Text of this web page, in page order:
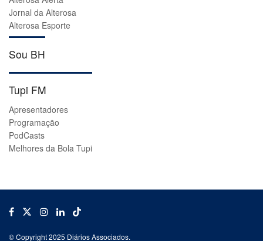
Jornal da Alterosa
Alterosa Esporte
Sou BH
Tupi FM
Apresentadores
Programação
PodCasts
Melhores da Bola Tupi
© Copyright 2025 Diários Associados.